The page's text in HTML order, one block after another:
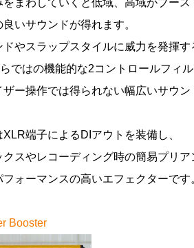
をまわしていくと低域、高域がブー
いサウンドが得れます。
やスラップスタイルに威力を発揮す
ではの機能的な2コントロールフィル
ー操作では得られない幅広いサウン
端子によるDIアウトを装備し、
クスやレコーディング時の簡易プリア
ォーマンスの高いエフェクターです
Booster